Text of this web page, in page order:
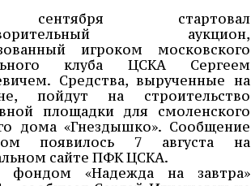
стартовал
аукцион,
игроком московского
клуба ЦСКА Сергеем
Средства, вырученные на
пойдут на строительство
площадки для смоленского
дома «Гнездышко». Сообщение
появилось 7 августа на
сайте ПФК ЦСКА.
«Надежда на завтра»